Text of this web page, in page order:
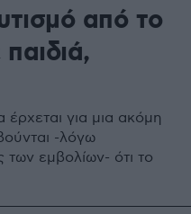
από το
για μια ακόμη
-λόγω
εμβολίων- ότι το